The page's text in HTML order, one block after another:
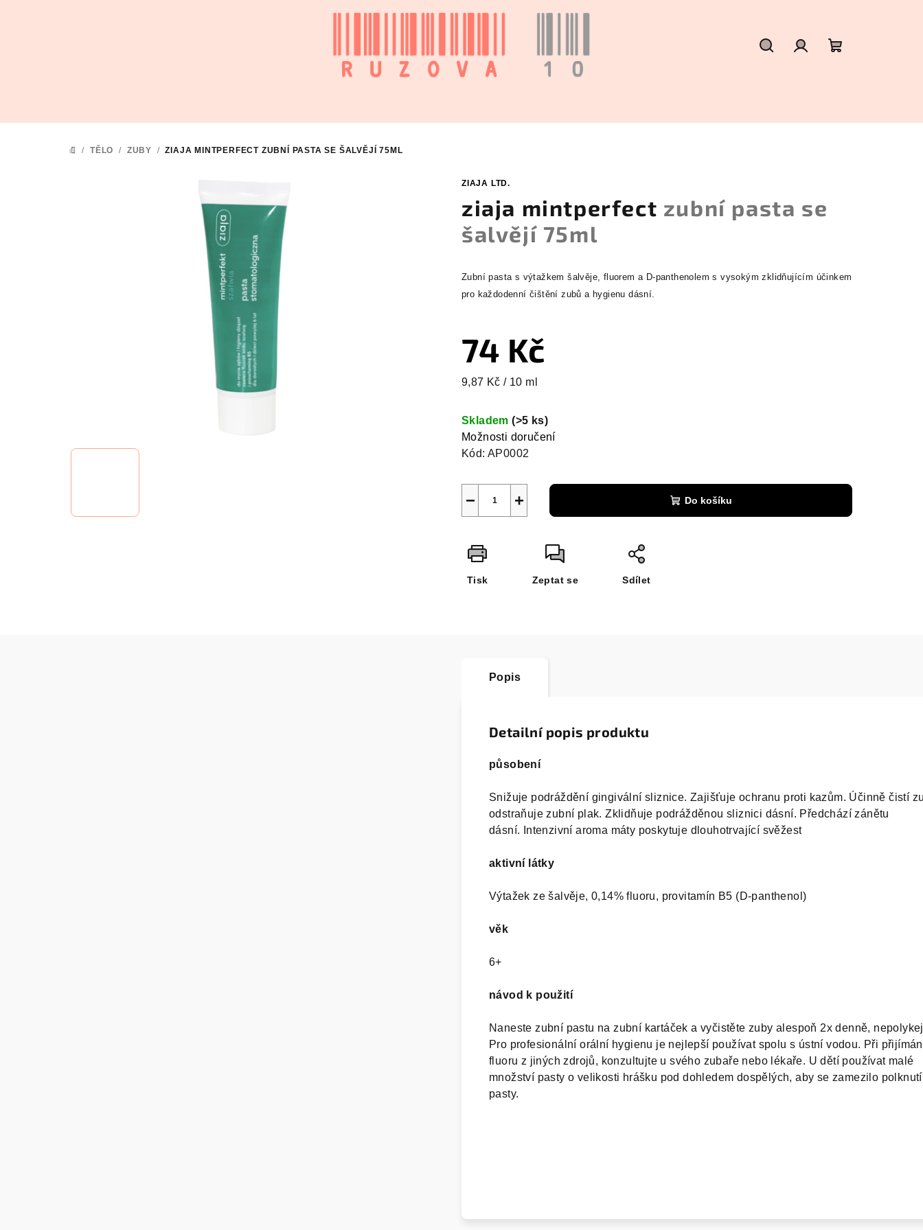
DOMŮ
/ TĚLO / ZUBY / ZIAJA MINTPERFECT ZUBNÍ PASTA SE ŠALVĚJÍ 75ML
ZIAJA LTD.
ziaja mintperfect zubní pasta se
šalvějí 75ml
Zubní pasta s výtažkem šalvěje, fluorem a D-panthenolem s vysokým zklidňujícím účinkem
pro každodenní čištění zubů a hygienu dásní.
74 Kč
Měrná
9,87 Kč / 10 ml
Skladem(>5 ks)
Možnosti doručení
Kód: AP0002
+
− Do košíku
Tisk Zeptat se Sdílet
Popis
Detailní popis produktu
působení
Snižuje podráždění gingivální sliznice. Zajišťuje ochranu proti kazům. Účinně čistí
odstraňuje zubní plak. Zklidňuje podrážděnou sliznici dásní. Předchází zánětu
dásní. Intenzivní aroma máty poskytuje dlouhotrvající svěžest
aktivní látky
Výtažek ze šalvěje, 0,14% fluoru, provitamín B5 (D-panthenol)
věk
6+
návod k použití
Naneste zubní pastu na zubní kartáček a vyčistěte zuby alespoň 2x denně,
Pro profesionální orální hygienu je nejlepší používat spolu s ústní vodou. Při
fluoru z jiných zdrojů, konzultujte u svého zubaře nebo lékaře. U dětí používat malé
množství pasty o velikosti hrášku pod dohledem dospělých, aby se zamezilo polknutí
pasty.